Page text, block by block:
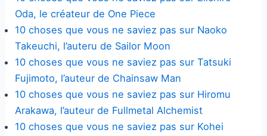
Oda, le créateur de One Piece
10 choses que vous ne saviez pas sur Naoko
Takeuchi, l’auteru de Sailor Moon
10 choses que vous ne saviez pas sur Tatsuki
Fujimoto, l’auteur de Chainsaw Man
10 choses que vous ne saviez pas sur Hiromu
Arakawa, l’auteur de Fullmetal Alchemist
10 choses que vous ne saviez pas sur Kohei